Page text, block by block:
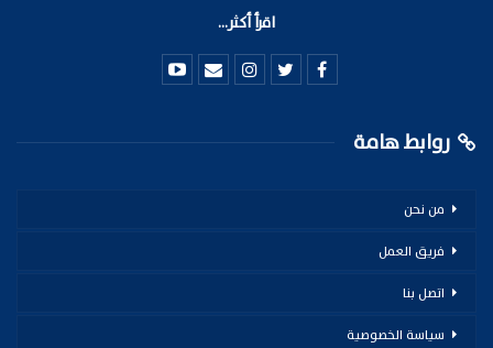
اقرأ أكثر...
روابط هامة
من نحن
فريق العمل
اتصل بنا
سياسة الخصوصية